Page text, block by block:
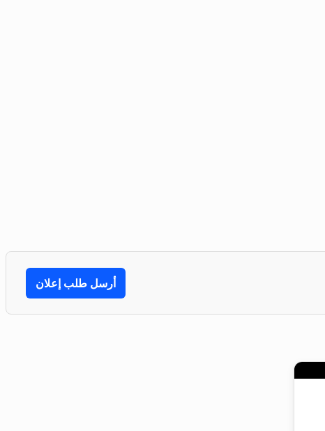
أرسل طلب إعلان